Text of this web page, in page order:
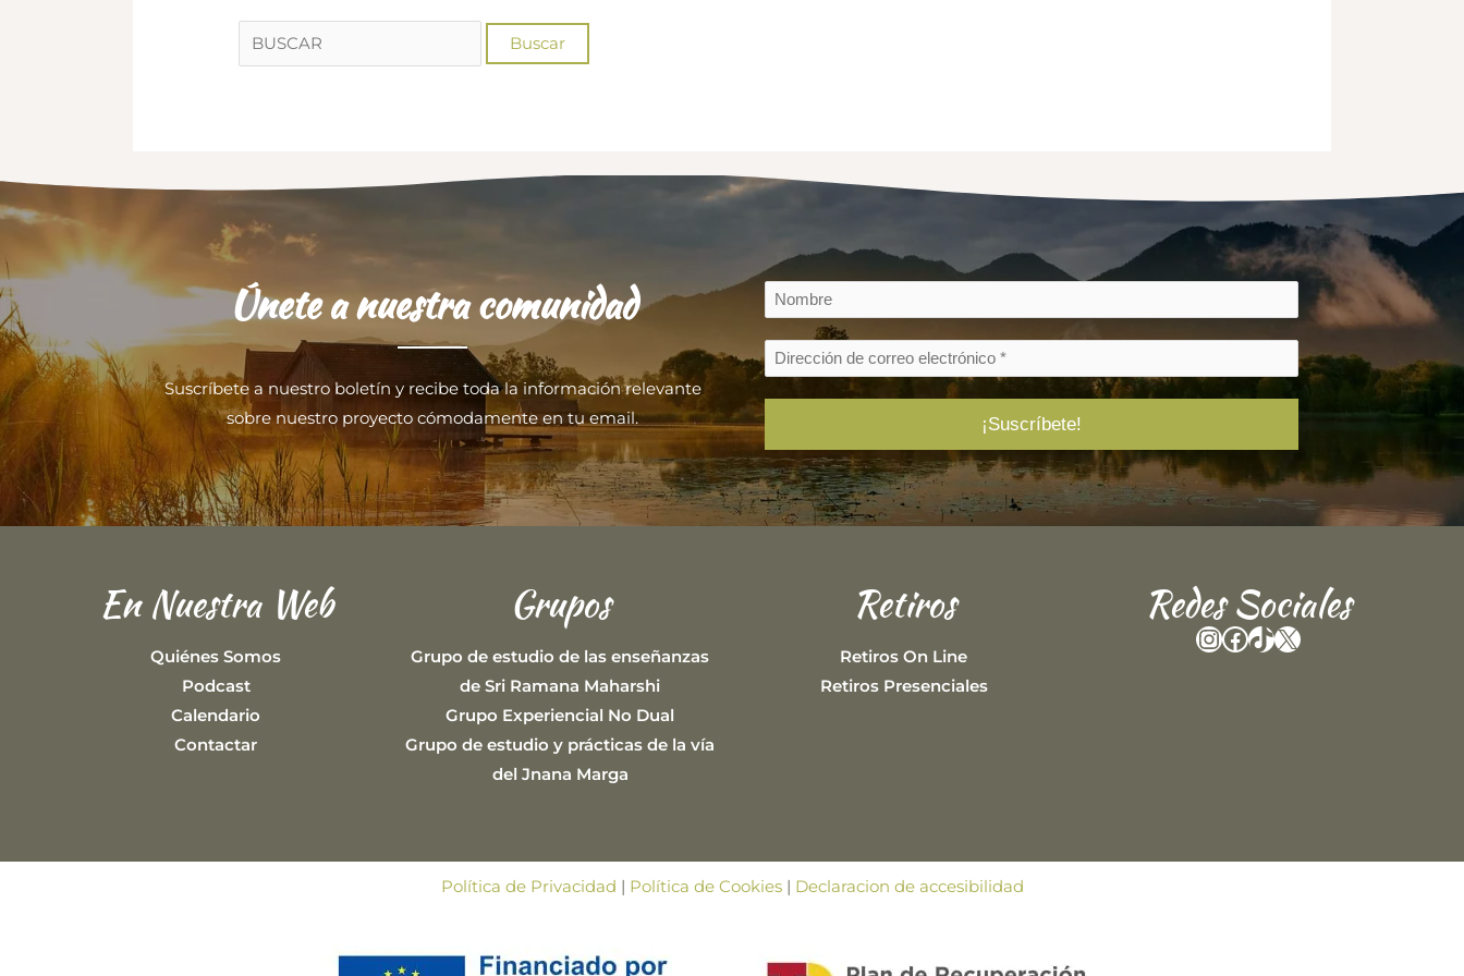
Buscar
por:
Únete a nuestra comunidad
Suscríbete a nuestro boletín y recibe toda la información relevante
sobre nuestro proyecto cómodamente en tu email.
En Nuestra Web
Quiénes Somos
Podcast
Calendario
Contactar
Grupos
Grupo de estudio de las enseñanzas
de Sri Ramana Maharshi
Grupo Experiencial No Dual
Grupo de estudio y prácticas de la vía
del Jnana Marga
Retiros
Retiros On Line
Retiros Presenciales
Redes Sociales
Instagram
Facebook
TikTok
X
Política de Privacidad | Política de Cookies| Declaracion de accesibilidad